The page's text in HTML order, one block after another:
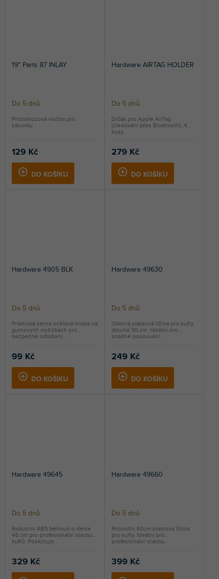
19" Parts 87 INLAY
Do 5 dnů
129 Kč
DO KOŠÍKU
Protiskluzová vložka pro
zásuvky.
Hardware AIRTAG HOLDER
Do 5 dnů
279 Kč
DO KOŠÍKU
Držák pro Apple AirTag
(sledování přes Bluetooth), 4
kusy.
Hardware 4905 BLK
Do 5 dnů
99 Kč
DO KOŠÍKU
Praktická černá ocelová miska na
gumových nožičkách pro
bezpečné odložení...
Hardware 49630
Do 5 dnů
249 Kč
DO KOŠÍKU
Odolná plastová ližina pro kufry,
dlouhá 30 cm. Ideální pro
snadné posouvání...
Hardware 49645
Do 5 dnů
329 Kč
Robustní ABS běhoun o délce
45 cm pro profesionální stavbu
kufrů. Poskytuje...
Hardware 49660
Do 5 dnů
399 Kč
Robustní 60cm plastová ližina
pro kufry. Ideální pro
profesionální stavbu...